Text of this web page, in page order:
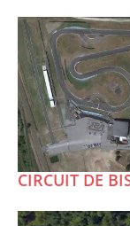
CIRCUIT DE